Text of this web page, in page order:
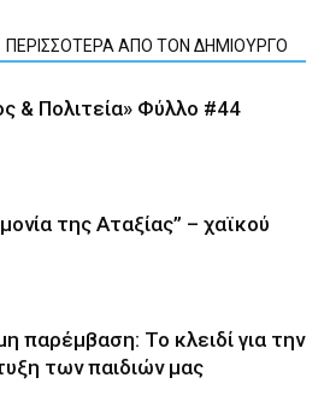
ΠΕΡΙΣΣΟΤΕΡΑ ΑΠΟ ΤΟΝ ΔΗΜΙΟΥΡΓΟ
& Πολιτεία» Φύλλο #44
της Αταξίας” – χαϊκού
παρέμβαση: Το κλειδί για την
των παιδιών µας